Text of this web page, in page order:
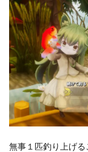
無事１匹釣り上げ